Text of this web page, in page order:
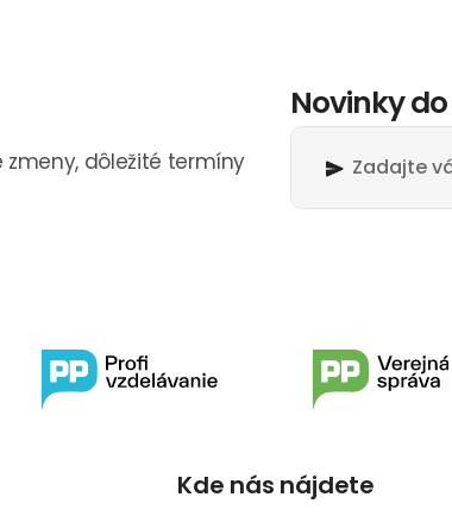
zmeny, dôležité termíny
Novinky
Kde nás nájdete